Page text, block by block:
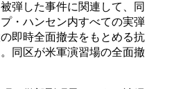
弾した事件に関連して、同
・ハンセン内すべての実弾
即時全面撤去をもとめる抗
同区が米軍演習場の全面撤